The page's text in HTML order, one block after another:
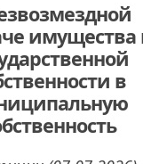
имущества
в